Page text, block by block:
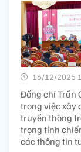
16/12/2025
Đồng chí Trần
trong việc xây
truyền thông
trọng tính
các thông tin